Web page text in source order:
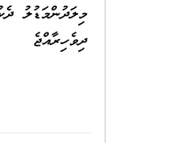
މިލަދުންމަޑުލު
ދިވެހިރާއްޖެ